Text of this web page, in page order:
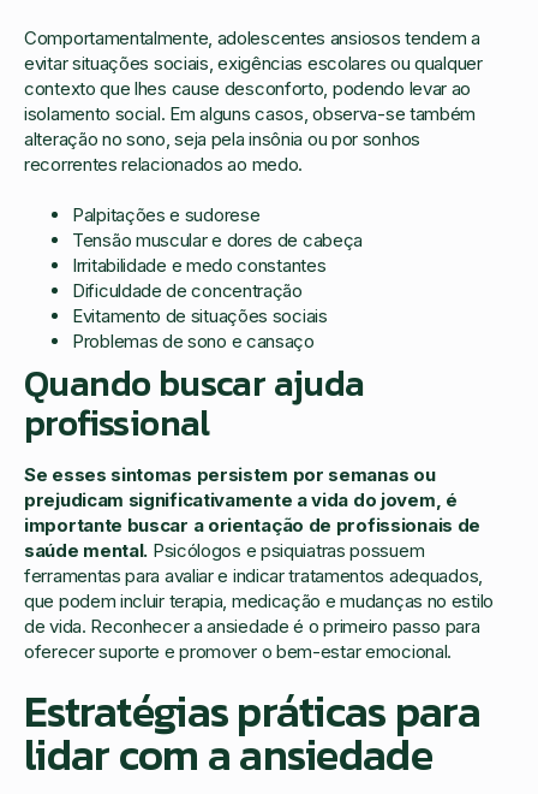
Comportamentalmente, adolescentes ansiosos tendem a
evitar situações sociais, exigências escolares ou qualquer
contexto que lhes cause desconforto, podendo levar ao
isolamento social. Em alguns casos, observa-se também
alteração no sono, seja pela insônia ou por sonhos
recorrentes relacionados ao medo.
Palpitações e sudorese
Tensão muscular e dores de cabeça
Irritabilidade e medo constantes
Dificuldade de concentração
Evitamento de situações sociais
Problemas de sono e cansaço
Quando buscar ajuda
profissional
Se esses sintomas persistem por semanas ou
prejudicam significativamente a vida do jovem, é
importante buscar a orientação de profissionais de
saúde mental. Psicólogos e psiquiatras possuem
ferramentas para avaliar e indicar tratamentos adequados,
que podem incluir terapia, medicação e mudanças no estilo
de vida. Reconhecer a ansiedade é o primeiro passo para
oferecer suporte e promover o bem-estar emocional.
Estratégias práticas para
lidar com a ansiedade